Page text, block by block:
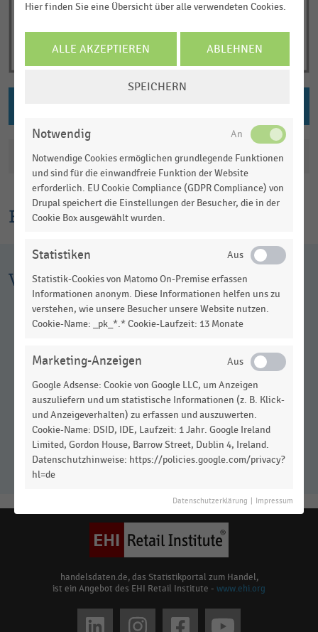
Erklärtext
Katalogisierung
Weitere Infografiken
Top-3-B2C-E-Commerce-
Marktplätze (2023)
handelsdaten.de, das Statistikportal zum Handel,
ist ein Angebot des EHI Retail Institute - www.ehi.org
Hier finden Sie eine Übersicht über alle verwendeten Cookies.
ALLE AKZEPTIEREN ABLEHNEN
SPEICHERN
Notwendig
Notwendige Cookies ermöglichen grundlegende Funktionen
und sind für die einwandfreie Funktion der Website
erforderlich. EU Cookie Compliance (GDPR Compliance) von
Drupal speichert die Einstellungen der Besucher, die in der
Cookie Box ausgewählt wurden.
Statistiken
Statistik-Cookies von Matomo On-Premise erfassen
Informationen anonym. Diese Informationen helfen uns zu
verstehen, wie unsere Besucher unsere Website nutzen.
Cookie-Name: _pk_*.* Cookie-Laufzeit: 13 Monate
Marketing-Anzeigen
Google Adsense: Cookie von Google LLC, um Anzeigen
auszuliefern und um statistische Informationen (z. B. Klick-
und Anzeigeverhalten) zu erfassen und auszuwerten.
Cookie-Name: DSID, IDE, Laufzeit: 1 Jahr. Google Ireland
Limited, Gordon House, Barrow Street, Dublin 4, Ireland.
Datenschutzhinweise: https://policies.google.com/privacy?
hl=de
Datenschutzerklärung Impressum